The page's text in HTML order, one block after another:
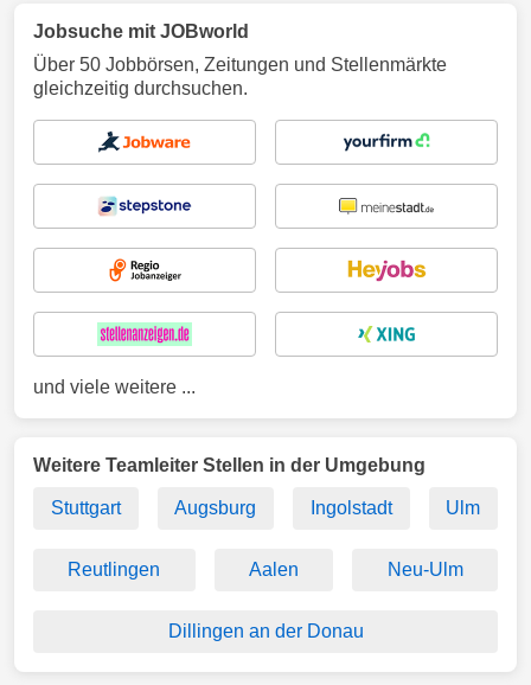
Jobsuche mit JOBworld
Über 50 Jobbörsen, Zeitungen und Stellenmärkte
gleichzeitig durchsuchen.
und viele weitere ...
Weitere Teamleiter Stellen in der Umgebung
Stuttgart Augsburg Ingolstadt Ulm
Reutlingen Aalen Neu-Ulm
Dillingen an der Donau